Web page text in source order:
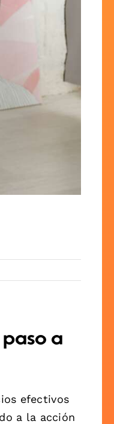
a
efectivos
a la acción